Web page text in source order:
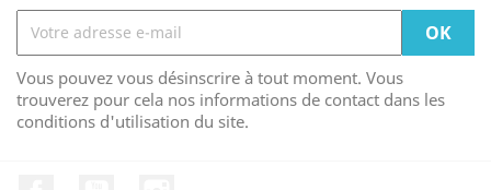
Vous pouvez vous désinscrire à tout moment. Vous
trouverez pour cela nos informations de contact dans les
conditions d'utilisation du site.